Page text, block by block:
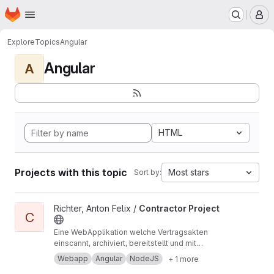
Skip to main content
Homepage
ExploreTopicsAngular
A Angular
HTML
Projects with this topic Sort by: Most stars
View Contractor Project project
C
Richter, Anton Felix / Contractor Project
Eine WebApplikation welche Vertragsakten
einscannt, archiviert, bereitstellt und mit
Geschäftslogik aufbereitet. Angular, Node.js,
Datenbank (JSon), HTML, SCSS, TypeScript
Webapp Angular NodeJS + 1 more